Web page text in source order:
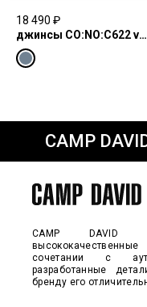
18 490 ₽
джинсы CO:NO:C622 vintage blue print
CAMP
CAMP DAVID
сочетании с
разработанные
бренду его